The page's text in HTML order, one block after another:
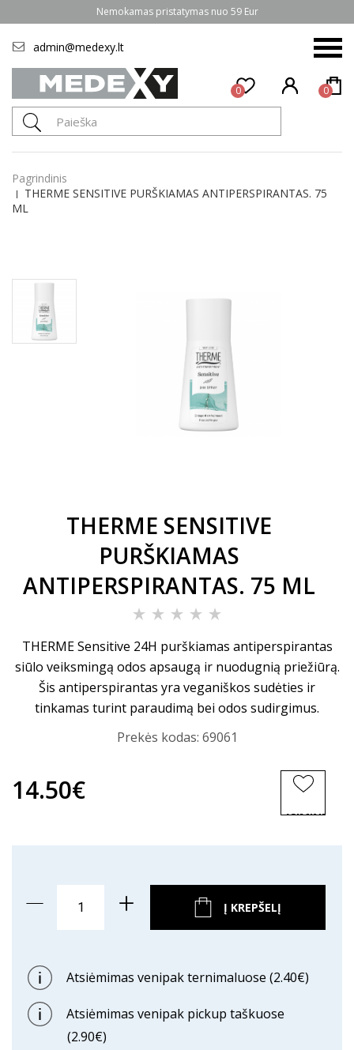
Nemokamas pristatymas nuo 59 Eur
admin@medexy.lt
0 0
Pagrindinis
THERME SENSITIVE PURŠKIAMAS ANTIPERSPIRANTAS. 75
ML
THERME SENSITIVE
PURŠKIAMAS
ANTIPERSPIRANTAS. 75 ML
THERME Sensitive 24H purškiamas antiperspirantas
siūlo veiksmingą odos apsaugą ir nuodugnią priežiūrą.
Šis antiperspirantas yra veganiškos sudėties ir
tinkamas turint paraudimą bei odos sudirgimus.
Prekės kodas: 69061
14.50€
Į KREPŠELĮ
ĮSIMINTI
Atsiėmimas venipak ternimaluose (2.40€)
Atsiėmimas venipak pickup taškuose
(2.90€)